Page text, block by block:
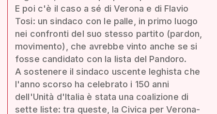
E poi c'è il caso a sé di Verona e di Flavio
Tosi: un sindaco con le palle, in primo luogo
nei confronti del suo stesso partito (pardon,
movimento), che avrebbe vinto anche se si
fosse candidato con la lista del Pandoro.
A sostenere il sindaco uscente leghista che
l'anno scorso ha celebrato i 150 anni
dell'Unità d'Italia è stata una coalizione di
sette liste: tra queste, la Civica per Verona-